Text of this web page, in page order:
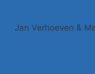
Jan Verhoeven &